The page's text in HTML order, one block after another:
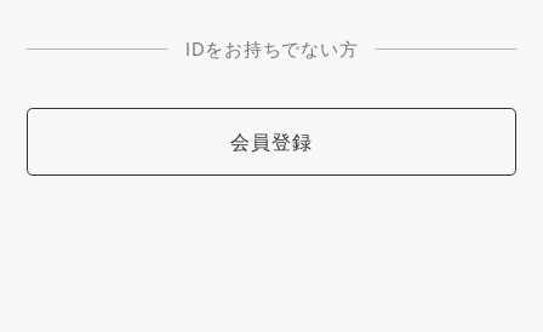
IDをお持ちでない方
会員登録